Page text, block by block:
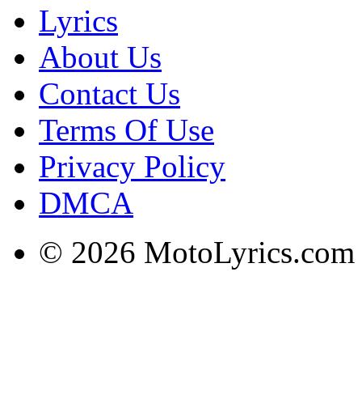
Lyrics
About Us
Contact Us
Terms Of Use
Privacy Policy
DMCA
© 2026 MotoLyrics.com